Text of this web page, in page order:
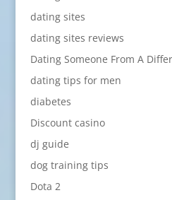
dating sites
dating sites reviews
Dating Someone From A
dating tips for men
diabetes
Discount casino
dj guide
dog training tips
Dota 2